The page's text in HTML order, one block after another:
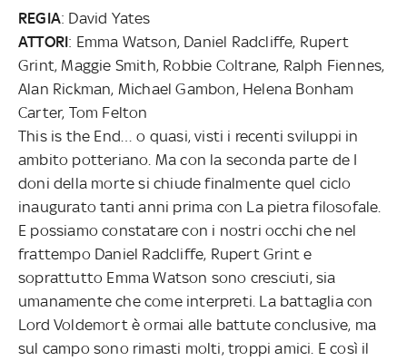
REGIA: David Yates
ATTORI: Emma Watson, Daniel Radcliffe, Rupert
Grint, Maggie Smith, Robbie Coltrane, Ralph Fiennes,
Alan Rickman, Michael Gambon, Helena Bonham
Carter, Tom Felton
This is the End… o quasi, visti i recenti sviluppi in
ambito potteriano. Ma con la seconda parte de I
doni della morte si chiude finalmente quel ciclo
inaugurato tanti anni prima con La pietra filosofale.
E possiamo constatare con i nostri occhi che nel
frattempo Daniel Radcliffe, Rupert Grint e
soprattutto Emma Watson sono cresciuti, sia
umanamente che come interpreti. La battaglia con
Lord Voldemort è ormai alle battute conclusive, ma
sul campo sono rimasti molti, troppi amici. E così il